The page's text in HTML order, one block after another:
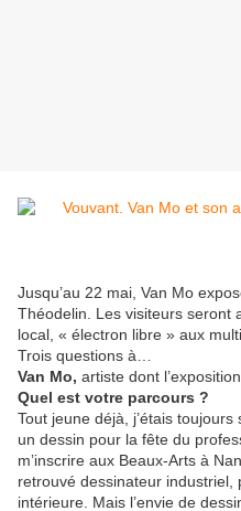
Jusqu’au 22 mai, Van Mo
Théodelin. Les visiteurs seront
local, « électron libre » aux
Trois questions à…
Van Mo, artiste dont
Quel est votre parcours ?
Tout jeune déjà, j’étais
un dessin pour la fête du
m’inscrire aux Beaux-Arts à
retrouvé dessinateur
intérieure. Mais l’envie de